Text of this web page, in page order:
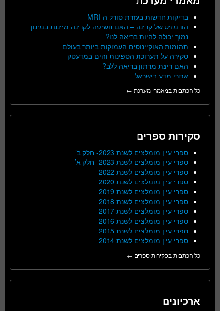
בדיקות חדשות בעזרת סורק ה-MRI
הורמזיס של קרינה – האם חשיפה לקרינה מייננת במינון
נמוך יכולה להיות בריאה לנו?
תהומות האוקיינוסים העמוקות ביותר בעולם
סקירה על תערוכת הספינות והים במדעטק
האם ריצת מרתון בריאה ללב?
אתרי מדע בישראל
כל הכתבות במאמרי מערכת ←
סקירות ספרים
ספרי עיון מומלצים לשנת 2023- חלק ב’
ספרי עיון מומלצים לשנת 2023- חלק א’
ספרי עיון מומלצים לשנת 2022
ספרי עיון מומלצים לשנת 2020
ספרי עיון מומלצים לשנת 2019
ספרי עיון מומלצים לשנת 2018
ספרי עיון מומלצים לשנת 2017
ספרי עיון מומלצים לשנת 2016
ספרי עיון מומלצים לשנת 2015
ספרי עיון מומלצים לשנת 2014
כל הכתבות בסקירות ספרים ←
ארכיונים